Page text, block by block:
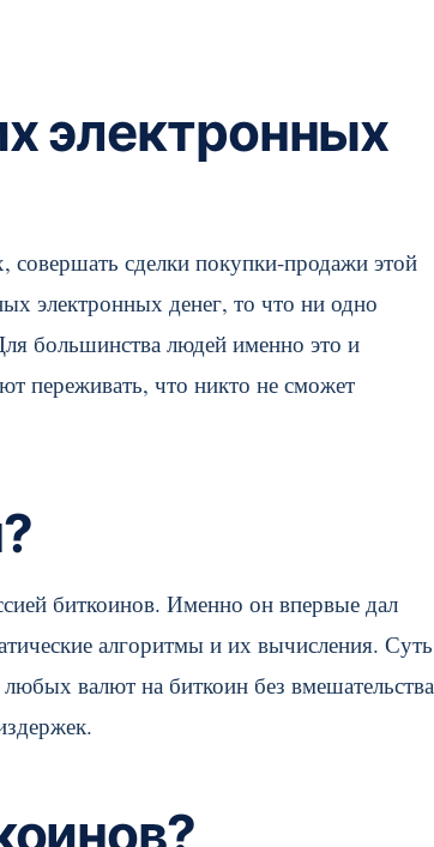
электронных
сделки покупки-продажи этой
электронных денег, то что ни одно
большинства людей именно это и
переживать, что никто не сможет
биткоинов. Именно он впервые дал
алгоритмы и их вычисления. Суть
валют на биткоин без вмешательства